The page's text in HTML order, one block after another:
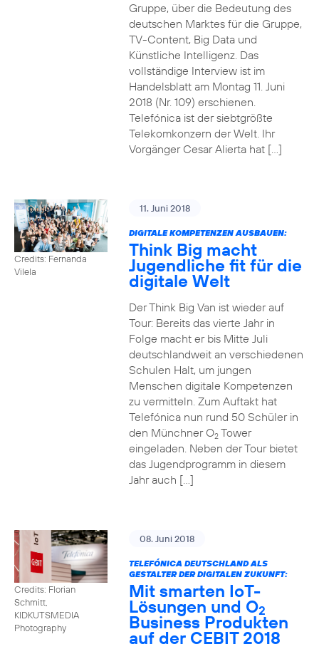
Gruppe, über die Bedeutung des
deutschen Marktes für die Gruppe,
TV-Content, Big Data und
Künstliche Intelligenz. Das
vollständige Interview ist im
Handelsblatt am Montag 11. Juni
2018 (Nr. 109) erschienen.
Telefónica ist der siebtgrößte
Telekomkonzern der Welt. Ihr
Vorgänger Cesar Alierta hat […]
Credits: Fernanda
Vilela
11. Juni 2018
DIGITALE KOMPETENZEN AUSBAUEN:
Think Big macht
Jugendliche fit für die
digitale Welt
Der Think Big Van ist wieder auf
Tour: Bereits das vierte Jahr in
Folge macht er bis Mitte Juli
deutschlandweit an verschiedenen
Schulen Halt, um jungen
Menschen digitale Kompetenzen
zu vermitteln. Zum Auftakt hat
Telefónica nun rund 50 Schüler in
den Münchner O2Tower
eingeladen. Neben der Tour bietet
das Jugendprogramm in diesem
Jahr auch […]
Credits: Florian
Schmitt,
KIDKUTSMEDIA
Photography
08. Juni 2018
TELEFÓNICA DEUTSCHLAND ALS
GESTALTER DER DIGITALEN ZUKUNFT:
Mit smarten IoT-
Lösungen und O2
Business Produkten
auf der CEBIT 2018